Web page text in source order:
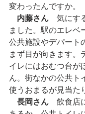
変わったんですか。
内藤さん 気にす
ました。駅のエレベ
公共施設やデパート
まず目が向きます。
イレにはおむつ台が
ん。街なかの公共ト
使うおまるが見当た
長岡さん 飲食店